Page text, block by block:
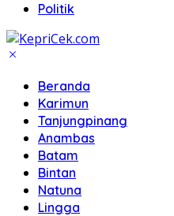
Politik
Beranda
Karimun
Tanjungpinang
Anambas
Batam
Bintan
Natuna
Lingga